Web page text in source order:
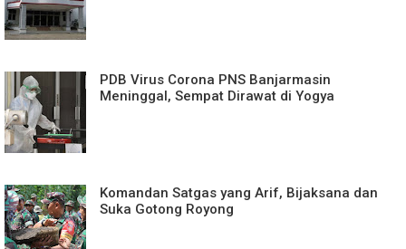
PDB Virus Corona PNS Banjarmasin
Meninggal, Sempat Dirawat di Yogya
Komandan Satgas yang Arif, Bijaksana dan
Suka Gotong Royong